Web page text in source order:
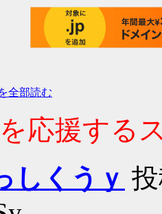
全部読む
応援する
しくうｙ